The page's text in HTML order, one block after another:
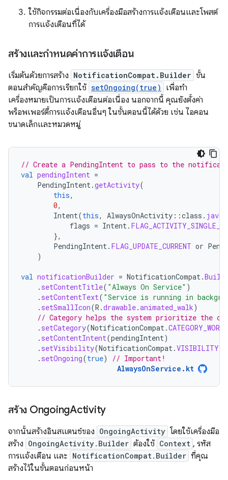
ใช้กิจกรรมต่อเนื่องกับเครื่องมือสร้างการแจ้งเตือนและโพสต์
การแจ้งเตือนที่ได้
สร้างและกำหนดค่าการแจ้งเตือน
เริ่มต้นด้วยการสร้าง NotificationCompat.Builder ขั้น
ตอนสำคัญคือการเรียกใช้ setOngoing(true)
เพื่อทำ
เครื่องหมายเป็นการแจ้งเตือนต่อเนื่อง นอกจากนี้ คุณยังตั้งค่า
พร็อพเพอร์ตี้การแจ้งเตือนอื่นๆ ในขั้นตอนนี้ได้ด้วย เช่น ไอคอน
ขนาดเล็กและหมวดหมู่
// Create a PendingIntent to pass to the
val pendingIntent =
PendingIntent.getActivity(
this,
0,
Intent(this, AlwaysOnActivity ::class . java
flags = Intent.
},
PendingIntent. FLAG_UPDATE_CURRENT or
)
val notificationBuilder = NotificationCompat.
. setContentTitle( "Always On Service" )
. setContentText( "Service is running in
. setSmallIcon(R .drawable.animated_walk)
// Category helps the system prioritize the
. setCategory(NotificationCompat.
. setContentIntent(pendingIntent)
. setVisibility(NotificationCompat.
. setOngoing(true)
// Important!
AlwaysOnService.kt
สร้าง OngoingActivity
จากนั้นสร้างอินสแตนซ์ของ OngoingActivity โดยใช้เครื่องมือ
สร้าง OngoingActivity.Builder ต้องใช้ Context , รหัส
การแจ้งเตือน และ NotificationCompat.Builder ที่คุณ
สร้างไว้ในขั้นตอนก่อนหน้า